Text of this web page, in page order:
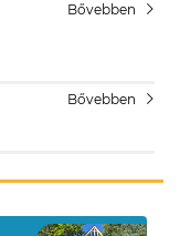
Bővebben
Bővebben